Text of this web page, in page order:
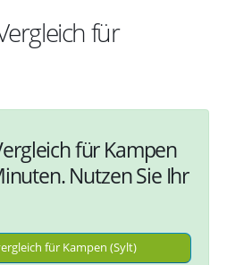
für
für Kampen
Nutzen Sie Ihr
für Kampen (Sylt)